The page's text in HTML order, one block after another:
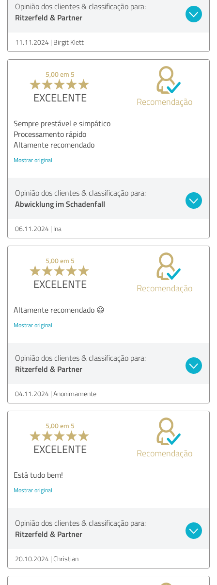
Opinião dos clientes & classificação para:
Ritzerfeld & Partner
11.11.2024 Birgit Klett
5,00 em 5
EXCELENTE Recomendação
Sempre prestável e simpático
Processamento rápido
Altamente recomendado
Mostrar original
Opinião dos clientes & classificação para:
Abwicklung im Schadenfall
06.11.2024 Ina
5,00 em 5
EXCELENTE Recomendação
Altamente recomendado 😃
Mostrar original
Opinião dos clientes & classificação para:
Ritzerfeld & Partner
04.11.2024 Anonimamente
5,00 em 5
EXCELENTE Recomendação
Está tudo bem!
Mostrar original
Opinião dos clientes & classificação para:
Ritzerfeld & Partner
20.10.2024 Christian